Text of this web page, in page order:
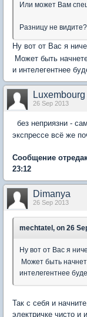
Или может Вам
Разницу не
Ну вот от Вас я
Может быть
и интелегентнее
Luxembourg
26 Sep 2013
без неприязни -
экспрессе всё же
Сообщение
23:12
Dimanya
26 Sep 2013
mechtatel, on 26
Ну вот от Вас я
Может быть
интелегентнее
Так с себя и
электричке чисто и